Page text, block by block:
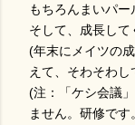
もちろんまいパー
そして、成長して
(年末にメイツの
えて、そわそわ
(注：「ケシ会議
ません。研修で